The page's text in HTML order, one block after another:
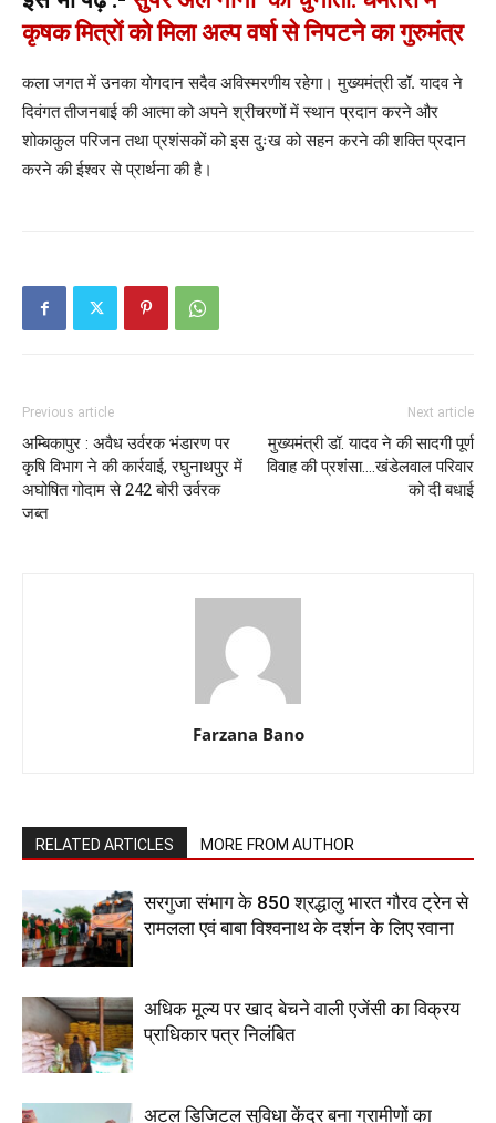
कृषक मित्रों को मिला अल्प वर्षा से निपटने का गुरुमंत्र
कला जगत में उनका योगदान सदैव अविस्मरणीय रहेगा। मुख्यमंत्री डॉ. यादव ने
दिवंगत तीजनबाई की आत्मा को अपने श्रीचरणों में स्थान प्रदान करने और
शोकाकुल परिजन तथा प्रशंसकों को इस दुःख को सहन करने की शक्ति प्रदान
करने की ईश्वर से प्रार्थना की है।
Previous article
अम्बिकापुर : अवैध उर्वरक भंडारण पर
कृषि विभाग ने की कार्रवाई, रघुनाथपुर में
अघोषित गोदाम से 242 बोरी उर्वरक
जब्त
Next article
मुख्यमंत्री डॉ. यादव ने की सादगी पूर्ण
विवाह की प्रशंसा….खंडेलवाल परिवार
को दी बधाई
Farzana Bano
RELATED ARTICLES MORE FROM AUTHOR
सरगुजा संभाग के 850 श्रद्धालु भारत गौरव ट्रेन से
रामलला एवं बाबा विश्वनाथ के दर्शन के लिए रवाना
अधिक मूल्य पर खाद बेचने वाली एजेंसी का विक्रय
प्राधिकार पत्र निलंबित
अटल डिजिटल सुविधा केंद्र बना ग्रामीणों का